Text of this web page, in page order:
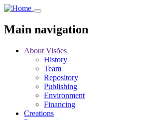
Skip
main
content
Main navigation
About Visões
History
Team
Repository
Publishing
Environment
Financing
Creations